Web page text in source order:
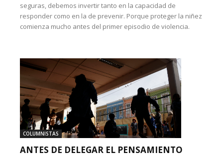
seguras, debemos invertir tanto en la capacidad de
responder como en la de prevenir. Porque proteger la niñez
comienza mucho antes del primer episodio de violencia.
COLUMNISTAS
ANTES DE DELEGAR EL PENSAMIENTO